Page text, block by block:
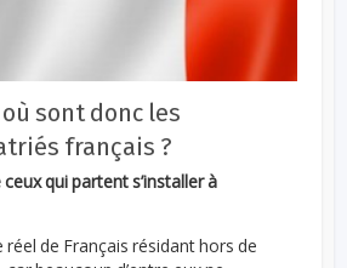
sont donc les
français ?
qui partent s’installer à
de Français résidant hors de